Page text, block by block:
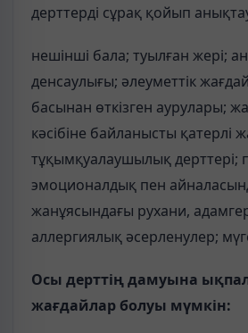
дерттерді сұрақ қойып
нешінші бала; туылған жері;
денсаулығы; әлеуметтік
басынан өткізген аурулары;
кәсібіне байланысты қатерлі
тұқымқуалаушылық дерттері;
эмоционалдық пен
жанұясындағы рухани,
аллергиялық әсерленулер;
Осы дерттің дамуына ықпал
жағдайлар болуы мүмкін: